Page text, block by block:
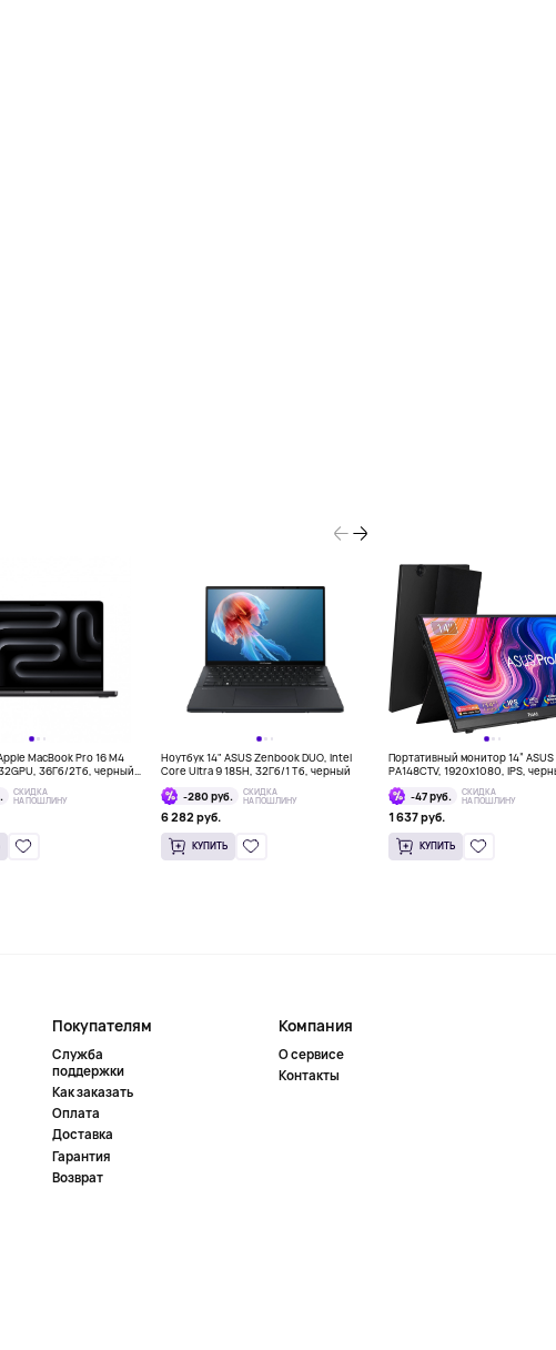
MacBook Pro 16 M4
36Гб/2Тб, черный
СКИДКА
НА ПОШЛИНУ
Ноутбук 14" ASUS Zenbook DUO, Intel
Core Ultra 9 185H, 32Гб/1 Тб, черный
-280 руб.
СКИДКА
НА ПОШЛИНУ
6 282 руб.
КУПИТЬ
Портативный монитор 14”
PA148CTV, 1920x1080, IPS,
-47 руб.
СКИДКА
НА ПОШЛИНУ
1 637 руб.
КУПИТЬ
Покупателям
Служба
поддержки
Как заказать
Оплата
Доставка
Гарантия
Возврат
Компания
О сервисе
Контакты